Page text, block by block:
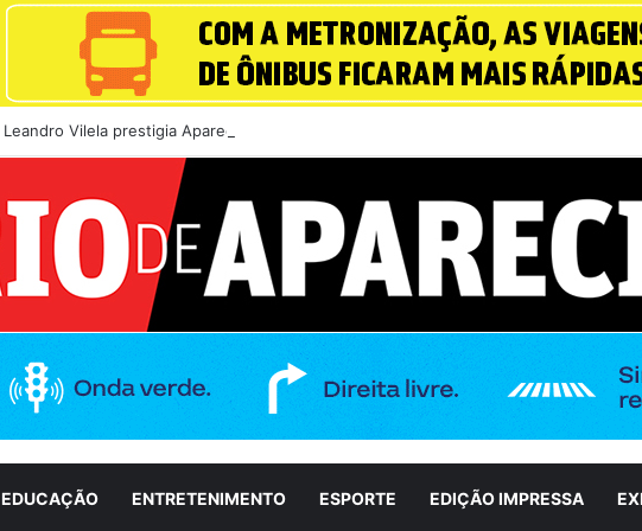
Leandro Vilela prestigia Aparecida É Show em meio a ações de incentivo à cultura
EDUCAÇÃO ENTRETENIMENTO ESPORTE EDIÇÃO IMPRESSA